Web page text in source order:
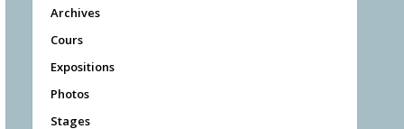
Archives
Cours
Expositions
Photos
Stages